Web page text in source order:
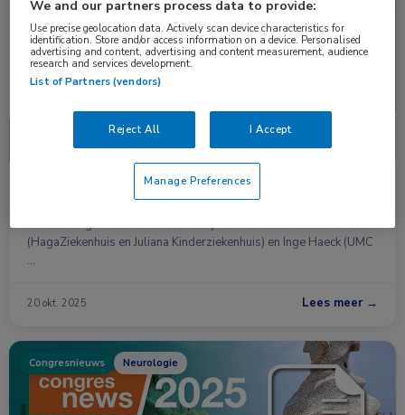
De zorg voor patiënten met constitutioneel
eczeem structureel verbeteren
Dermatologen Anne-Moon van Tuyll van Serooskerken
(HagaZiekenhuis en Juliana Kinderziekenhuis) en Inge Haeck (UMC
…
20 okt. 2025 Lees meer →
Congresnieuws Neurologie
We and our partners process data to provide:
Use precise geolocation data. Actively scan device characteristics for
identification. Store and/or access information on a device. Personalised
advertising and content, advertising and content measurement, audience
research and services development.
List of Partners (vendors)
Reject All I Accept
Manage Preferences